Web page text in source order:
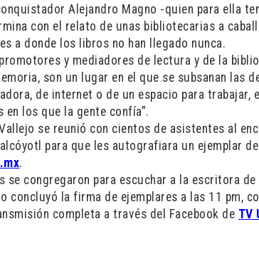
Alejandro Magno -quien para ella
con el relato de unas bibliotecarias a
a donde los libros no han llegado nunca.
y mediadores de lectura y de la
son un lugar en el que se subsanan las
de internet o de un espacio para trabajar,
en los que la gente confía”.
se reunió con cientos de asistentes al
para que les autografiara un ejemplar de
.
se congregaron para escuchar a la escritora de
concluyó la firma de ejemplares a las 11 pm,
completa a través del Facebook de TV